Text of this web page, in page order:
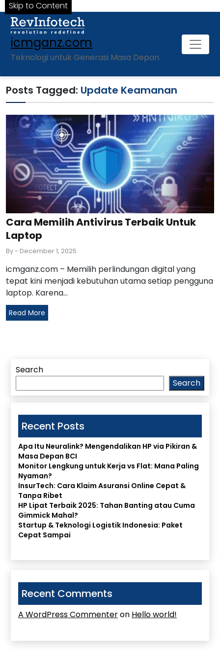
Skip to Content
icmganz.com
Teknologi untuk Generasi Masa Depan.
Posts Tagged: Update Keamanan
Cara Memilih Antivirus Terbaik Untuk
Laptop
By- December 1, 2025
icmganz.com – Memilih perlindungan digital yang
tepat kini menjadi kebutuhan utama setiap pengguna
laptop. Karena...
Read More
Search
Search
Recent Posts
Apa Itu Neuralink? Mengendalikan HP via Pikiran &
Masa Depan BCI
Monitor Lengkung untuk Kerja vs Flat: Mana Paling
Nyaman?
InsurTech: Cara Klaim Asuransi Online Cepat &
Tanpa Ribet
HP Lipat Terbaik 2025: Tahan Banting atau Cuma
Gimmick Mahal?
Startup & Teknologi Logistik Indonesia: Paket
Cepat Sampai
Recent Comments
A WordPress Commenteron Hello world!